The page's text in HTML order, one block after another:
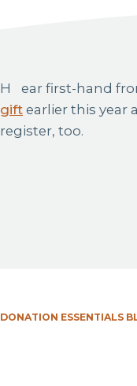
Hear first-hand
gift earlier this year
register, too.
DONATION ESSENTIALS